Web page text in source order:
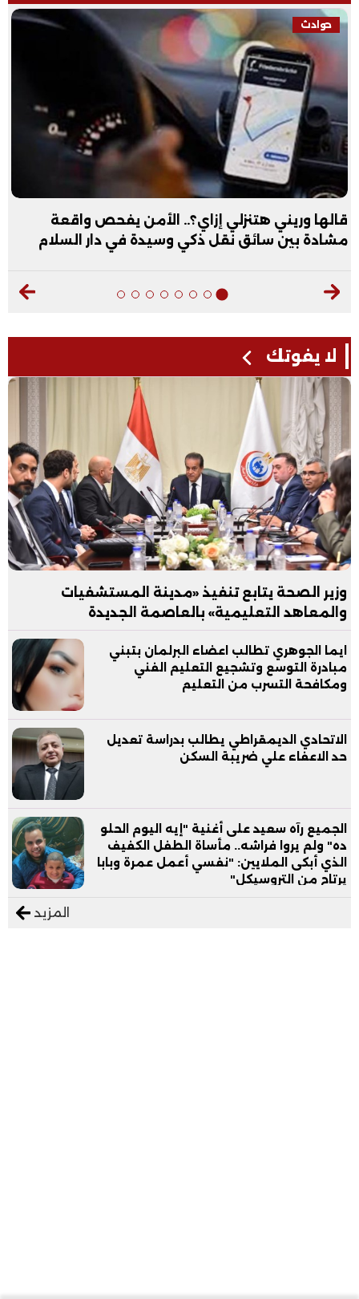
فيديو
عبد الله الأول علمي علوم: نفسي أكون طبيب عظام|
فيديو
لا يفوتك
وزير الصحة يتابع تنفيذ «مدينة المستشفيات
والمعاهد التعليمية» بالعاصمة الجديدة
ايما الجوهري تطالب اعضاء البرلمان بتبني
مبادرة التوسع وتشجيع التعليم الفني
ومكافحة التسرب من التعليم
الاتحادي الديمقراطي يطالب بدراسة تعديل
حد الاعفاء علي ضريبة السكن
الجميع رآه سعيد على أغنية "إيه اليوم الحلو
ده" ولم يروا فراشه.. مأساة الطفل الكفيف
الذي أبكى الملايين: "نفسي أعمل عمرة وبابا
يرتاح من التروسيكل"
المزيد